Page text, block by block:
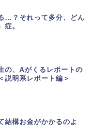
…？それって多分、どん
症。
の、Aがくるレポートの
説明系レポート編＞
結構お金がかかるのよ